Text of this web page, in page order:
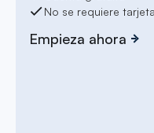
No se requiere
Empieza ahora